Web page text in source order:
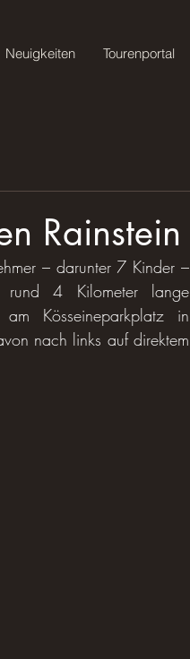
Neuigkeiten Tourenportal
Rainstein
– darunter 7 Kinder –
4 Kilometer lange
Kösseineparkplatz in
nach links auf direktem